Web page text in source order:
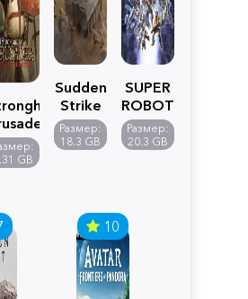
GB
Sudden
Strike
5
Размер:
18.3 GB
SUPER
ROBOT
WARS
Y
Размер:
20.3 GB
10